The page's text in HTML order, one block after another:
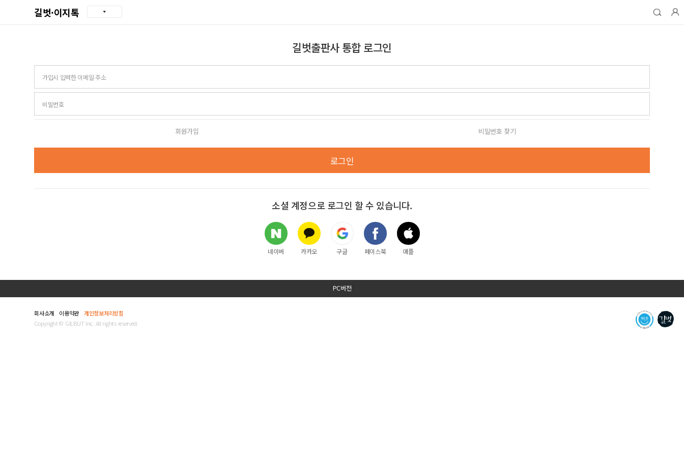
길벗·이지톡
길벗출판사 통합 로그인
아이디
비밀번호
회원가입 비밀번호 찾기
로그인
소셜 계정으로 로그인 할 수 있습니다.
네이버 카카오 구글 페이스북 애플
PC버전
회사소개 이용약관
개인정보처리방침
Copyright © GILBUT Inc. All rights reserved.